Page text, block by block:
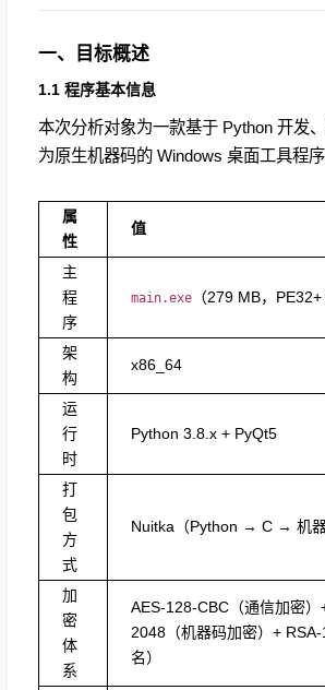
一、目标概述
1.1 程序基本信息
本次分析对象为一款基于 Python 开发
为原生机器码的 Windows 桌面工具程序
属
性
值
主
程
序
main.exe （279 MB，PE32+
架
构
x86_64
运
行
时
Python 3.8.x + PyQt5
打
包
方
式
Nuitka（Python → C → 机器
加
密
体
系
AES-128-CBC（通信加密）
2048（机器码加密）+
名）